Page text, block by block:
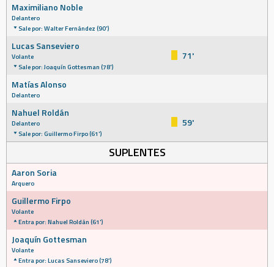
Maximiliano Noble
Delantero
Sale por: Walter Fernández (90')
Lucas Sanseviero
Volante
Sale por: Joaquín Gottesman (78')
71'
Matías Alonso
Delantero
Nahuel Roldán
Delantero
Sale por: Guillermo Firpo (61')
59'
SUPLENTES
Aaron Soria
Arquero
Guillermo Firpo
Volante
Entra por: Nahuel Roldán (61')
Joaquín Gottesman
Volante
Entra por: Lucas Sanseviero (78')